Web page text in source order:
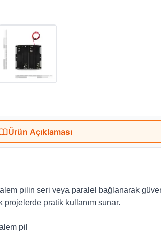
Ürün Açıklaması
pilin seri veya paralel bağlanarak
pratik kullanım sunar.
pil